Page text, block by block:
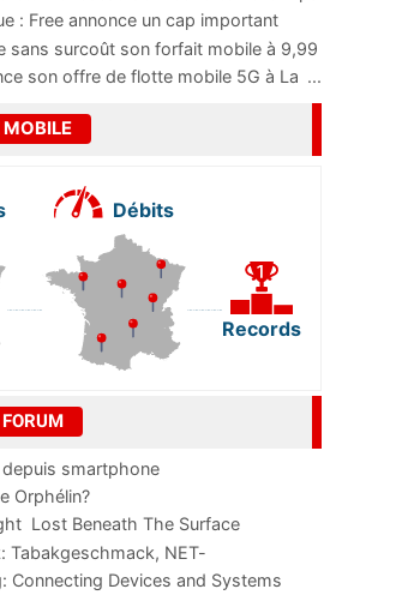
: Free annonce un cap important
...
sans surcoût son forfait mobile à 9,99
son offre de flotte mobile 5G à La ...
MOBILE
Débits
Records
smartphone
Orphélin?
 Lost Beneath The Surface
Tabakgeschmack, NET-
und Leistung im
Connecting Devices and Systems